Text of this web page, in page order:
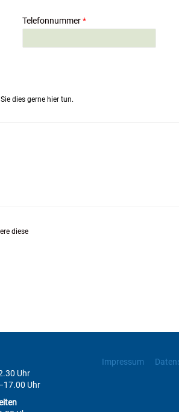
Telefonnummer*
dies gerne hier tun.
diese
Uhr
Uhr
Impressum